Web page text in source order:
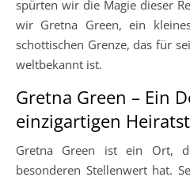
spürten wir die Magie dieser
wir Gretna Green, ein
schottischen Grenze, das für
weltbekannt ist.
Gretna Green – Ein
einzigartigen
Gretna Green ist ein Ort,
besonderen Stellenwert hat.